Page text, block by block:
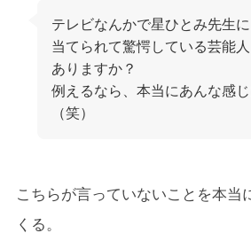
テレビなんかで星ひとみ先生
当てられて驚愕している芸能
ありますか？
例えるなら、本当にあんな感
（笑）
こちらが言っていないことを本当
くる。